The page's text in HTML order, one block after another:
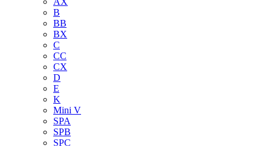
B
BB
BX
C
CC
CX
D
E
K
Mini V
SPA
SPB
SPC